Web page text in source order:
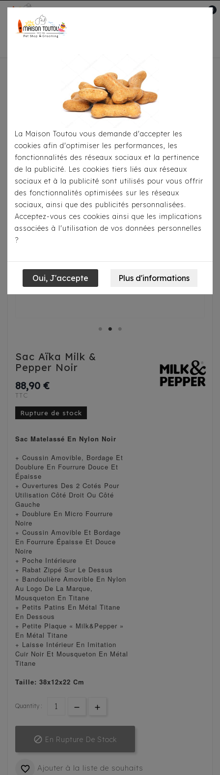
0
Pour Le Transport
Sac Aïka Milk & Pepper Noir
Sac Aïka Milk &
Pepper Noir
88,90 €
TTC
Rupture de stock
Sac Matelassé En Nylon Noir
+ Coussin Amovible, Bordage Et
Doublure En Fourrure Douce Et
Épaisse
+ Ouvertures Des 2 Cotés Pour
Utilisation Côté Droit Ou Côté
Gauche
+ Doublure En Micro Fourrure
Noire
+ Coussin Amovible Et Bordage
En Fourrure Épaisse Et Douce
Noire
+ Poche Intérieure
+ Rabat Zippé Sur Le Dessus
+ Bandoulière Amovible En Nylon
Au Logo De La Marque,
Mousqueton En Titane
+ Petits Patins En Métal Titane
En Dessous
+ Petite Plaque « Milk&Pepper »
En Métal Titane
+ Laisse Intérieur En Imitation
Cuir Noir Et Mousqueton En Métal
Titane
Taille: 38x12x22 Cm
Quantity :
 En Rupture De Stock
 Ajouter à la liste de souhaits
La Maison Toutou vous demande d'accepter les
cookies afin d'optimiser les performances, les
fonctionnalités des réseaux sociaux et la pertinence
de la publicité. Les cookies tiers liés aux réseaux
sociaux et à la publicité sont utilisés pour vous offrir
des fonctionnalités optimisées sur les réseaux
sociaux, ainsi que des publicités personnalisées.
Acceptez-vous ces cookies ainsi que les implications
associées à l'utilisation de vos données personnelles
?